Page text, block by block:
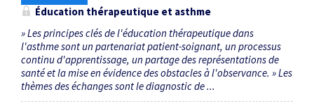
Éducation thérapeutique et asthme
» Les principes clés de l'éducation thérapeutique dans
l'asthme sont un partenariat patient-soignant, un processus
continu d'apprentissage, un partage des représentations de
santé et la mise en évidence des obstacles à l'observance. » Les
thèmes des échanges sont le diagnostic de ...